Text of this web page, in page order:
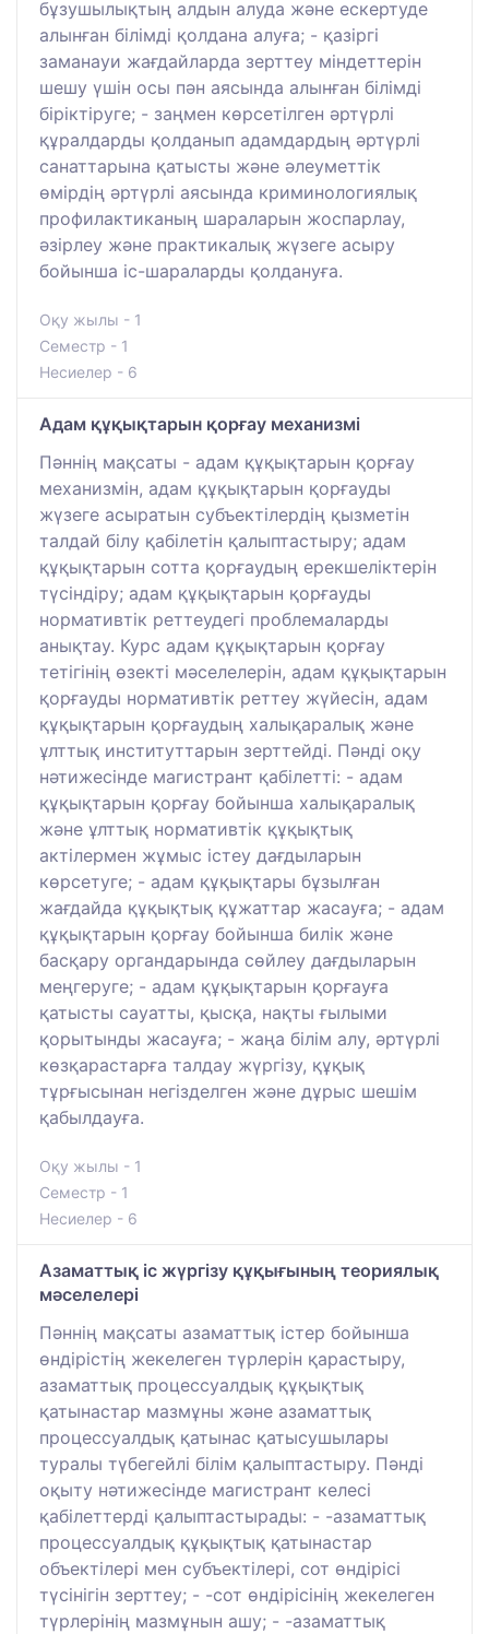
бұзушылықтың алдын алуда және ескертуде
алынған білімді қолдана алуға; - қазіргі
заманауи жағдайларда зерттеу міндеттерін
шешу үшін осы пән аясында алынған білімді
біріктіруге; - заңмен көрсетілген әртүрлі
құралдарды қолданып адамдардың әртүрлі
санаттарына қатысты және әлеуметтік
өмірдің әртүрлі аясында криминологиялық
профилактиканың шараларын жоспарлау,
әзірлеу және практикалық жүзеге асыру
бойынша іс-шараларды қолдануға.
Оқу жылы - 1
Семестр - 1
Несиелер - 6
Адам құқықтарын қорғау механизмі
Пәннің мақсаты - адам құқықтарын қорғау
механизмін, адам құқықтарын қорғауды
жүзеге асыратын субъектілердің қызметін
талдай білу қабілетін қалыптастыру; адам
құқықтарын сотта қорғаудың ерекшеліктерін
түсіндіру; адам құқықтарын қорғауды
нормативтік реттеудегі проблемаларды
анықтау. Курс адам құқықтарын қорғау
тетігінің өзекті мәселелерін, адам құқықтарын
қорғауды нормативтік реттеу жүйесін, адам
құқықтарын қорғаудың халықаралық және
ұлттық институттарын зерттейді. Пәнді оқу
нәтижесінде магистрант қабілетті: - адам
құқықтарын қорғау бойынша халықаралық
және ұлттық нормативтік құқықтық
актілермен жұмыс істеу дағдыларын
көрсетуге; - адам құқықтары бұзылған
жағдайда құқықтық құжаттар жасауға; - адам
құқықтарын қорғау бойынша билік және
басқару органдарында сөйлеу дағдыларын
меңгеруге; - адам құқықтарын қорғауға
қатысты сауатты, қысқа, нақты ғылыми
қорытынды жасауға; - жаңа білім алу, әртүрлі
көзқарастарға талдау жүргізу, құқық
тұрғысынан негізделген және дұрыс шешім
қабылдауға.
Оқу жылы - 1
Семестр - 1
Несиелер - 6
Азаматтық іс жүргізу құқығының теориялық
мәселелері
Пәннің мақсаты азаматтық істер бойынша
өндірістің жекелеген түрлерін қарастыру,
азаматтық процессуалдық құқықтық
қатынастар мазмұны және азаматтық
процессуалдық қатынас қатысушылары
туралы түбегейлі білім қалыптастыру. Пәнді
оқыту нәтижесінде магистрант келесі
қабілеттерді қалыптастырады: - -азаматтық
процессуалдық құқықтық қатынастар
объектілері мен субъектілері, сот өндірісі
түсінігін зерттеу; - -сот өндірісінің жекелеген
түрлерінің мазмұнын ашу; - -азаматтық